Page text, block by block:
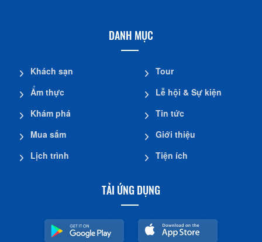
DANH MỤC
Khách sạn
Ẩm thực
Khám phá
Mua sắm
Lịch trình
Tour
Lễ hội & Sự kiện
Tin tức
Giới thiệu
Tiện ích
TẢI ỨNG DỤNG